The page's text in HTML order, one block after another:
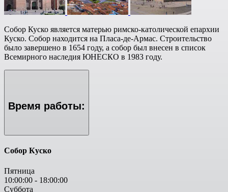
Собор Куско является матерью римско-католической епархии
Куско. Собор находится на Пласа-де-Армас. Строительство
было завершено в 1654 году, а собор был внесен в список
Всемирного наследия ЮНЕСКО в 1983 году.
Время работы:
Собор Куско
Пятница
10:00:00 - 18:00:00
Суббота